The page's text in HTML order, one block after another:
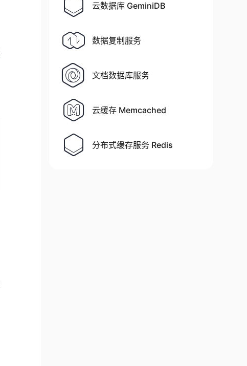
云数据库 GeminiDB
数据复制服务
文档数据库服务
云缓存 Memcached
分布式缓存服务 Redis